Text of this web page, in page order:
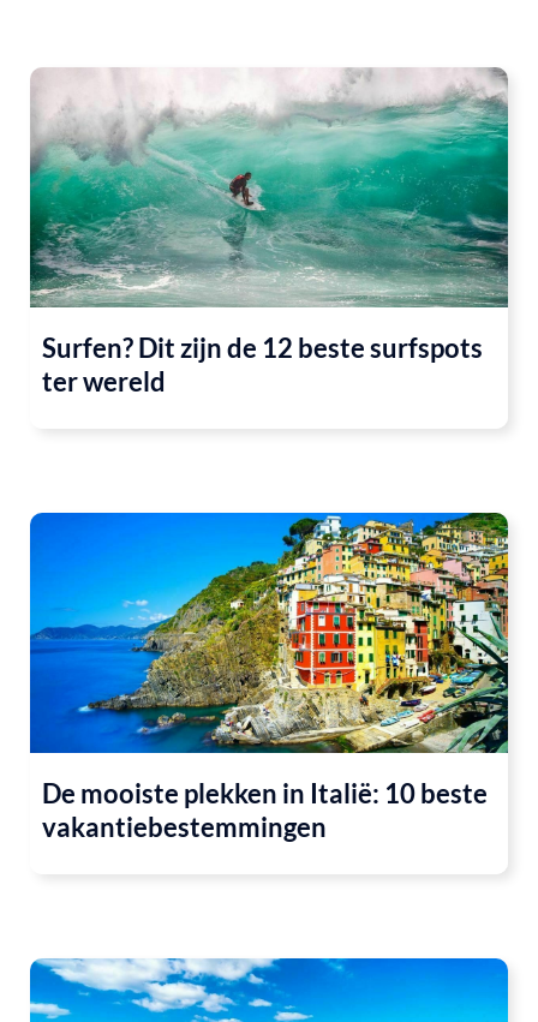
Surfen? Dit zijn de 12 beste surfspots
ter wereld
De mooiste plekken in Italië: 10 beste
vakantiebestemmingen